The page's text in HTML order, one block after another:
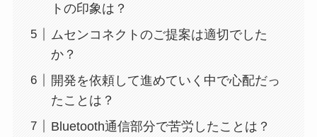
トの印象は？
ムセンコネクトのご提案は適切でした
か？
開発を依頼して進めていく中で心配だっ
たことは？
Bluetooth通信部分で苦労したことは？